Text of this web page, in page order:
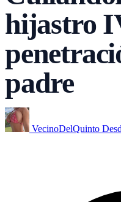
hijastro
padre
VecinoDelQuinto